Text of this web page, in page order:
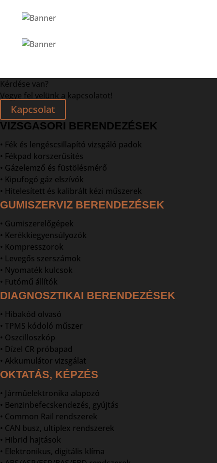
Kérdése van?
Vegye fel velünk a kapcsolatot!
Kapcsolat
VIZSGASORI BERENDEZÉSEK
• Fék és lengéscsillapító vizsgáló padok
• Fékpad korszerűsítés
• Gázelemző és füstölésmérő
• Kipufogó gáz elszívók
• Hitelesített és kalibrált kézi műszerek
GUMISZERVIZ BERENDEZÉSEK
• Gumiszerelőgépek
• Kerékkiegyensúlyozók
• Kompresszorok
• Levegős szerszámok
• Nyomaték kulcsok
• Futómű állítók
DIAGNOSZTIKAI BERENDEZÉSEK
• Hibakód olvasó
• TPMS kódoló műszer
• Oszcilloszkóp
• Dízel CR próbapad
• Akkumulátor vizsgálat
OKTATÁS, KÉPZÉS
• Járműelektronika alapozó
• Benzinbefecskendezés, gyújtás
• Common Rail rendszerek
• CAN busz, ultiplex rendszerek
• Hibrid hajtások
• Elektronikus, digitális klíma